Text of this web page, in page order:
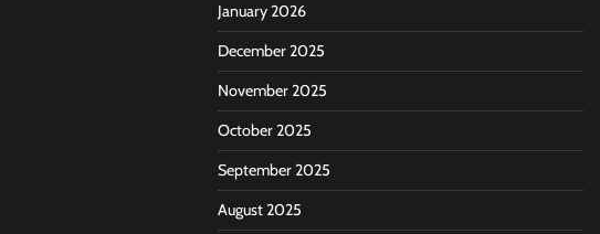
January 2026
December 2025
November 2025
October 2025
September 2025
August 2025